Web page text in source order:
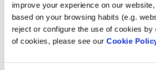
improve your experience on our
based on your browsing habits (e.g.
reject or configure the use of cookies
of cookies, please see ourCookie
Com podem
ajudar-te?